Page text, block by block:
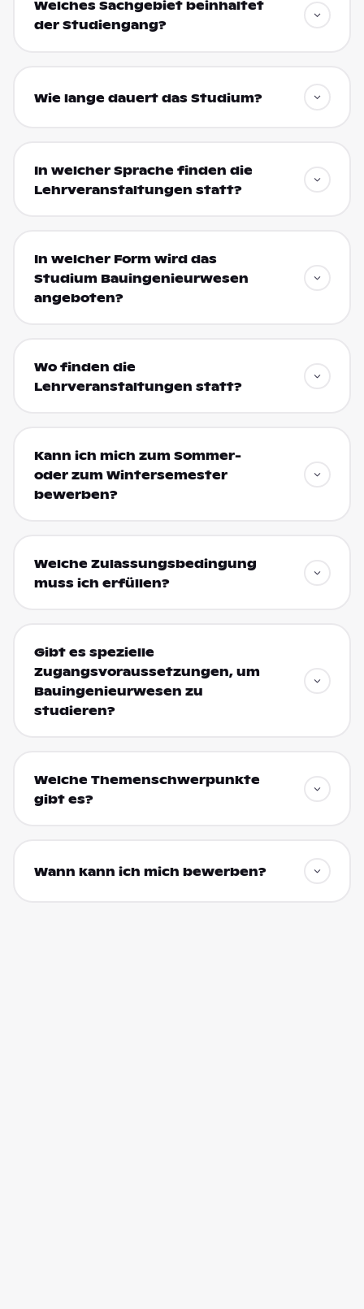
Welches Sachgebiet beinhaltet
der Studiengang?
Wie lange dauert das Studium?
In welcher Sprache finden die
Lehrveranstaltungen statt?
In welcher Form wird das
Studium Bauingenieurwesen
angeboten?
Wo finden die
Lehrveranstaltungen statt?
Kann ich mich zum Sommer-
oder zum Wintersemester
bewerben?
Welche Zulassungsbedingung
muss ich erfüllen?
Gibt es spezielle
Zugangsvoraussetzungen, um
Bauingenieurwesen zu
studieren?
Welche Themenschwerpunkte
gibt es?
Wann kann ich mich bewerben?